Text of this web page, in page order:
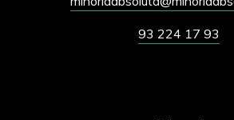
93 224 17 93